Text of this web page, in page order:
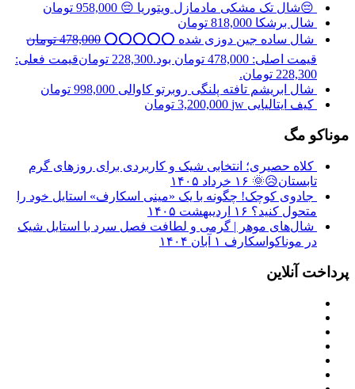
😔شال تک مشکی مادمازل ویتوریا 😔 958,000 تومان
شال برشکا 818,000 تومان
شال ساده جین دوزی شده ⭕️⭕️⭕️⭕️⭕️ 478,000 تومان
قیمت اصلی: 478,000 تومان بود.
228,300 تومانقیمت فعلی:
228,300 تومان.
شال ابریشم تافته پلنگی روبرتو کاوالی 998,000 تومان
کیف ایتالیایی jw
3,200,000 تومان
موناکو مگ
کلاه حصیری؛ انتخابی شیک و کاربردی برای روزهای گرم
تابستان😥🌞 ۱۶ خرداد ۱۴۰۵
جادوی کوچک! چگونه با یک «مینی اسکارف» استایل خود را
متحول کنید؟ ۱۶ اردیبهشت ۱۴۰۵
شال‌های موهر | گرمی و لطافت فصل سرد با استایل شیک
در موناکواسکارف ۱ آبان ۱۴۰۴
پرداخت آنلاین